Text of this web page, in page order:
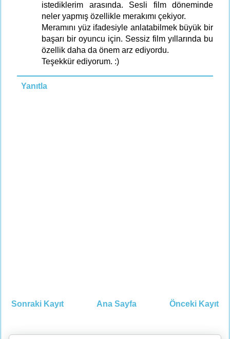
istediklerim arasında. Sesli film döneminde
neler yapmış özellikle merakımı çekiyor.
Meramını yüz ifadesiyle anlatabilmek büyük bir
başarı bir oyuncu için. Sessiz film yıllarında bu
özellik daha da önem arz ediyordu.
Teşekkür ediyorum. :)
Yanıtla
Sonraki Kayıt Önceki Kayıt
Ana Sayfa